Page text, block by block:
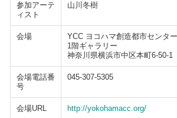
参加アーテ
ィスト
山川冬樹
会場
YCC ヨコハマ創造都市センター
1階ギャラリー
神奈川県横浜市中区本町6-50-1
会場電話番
号
045-307-5305
会場URL http://yokohamacc.org/